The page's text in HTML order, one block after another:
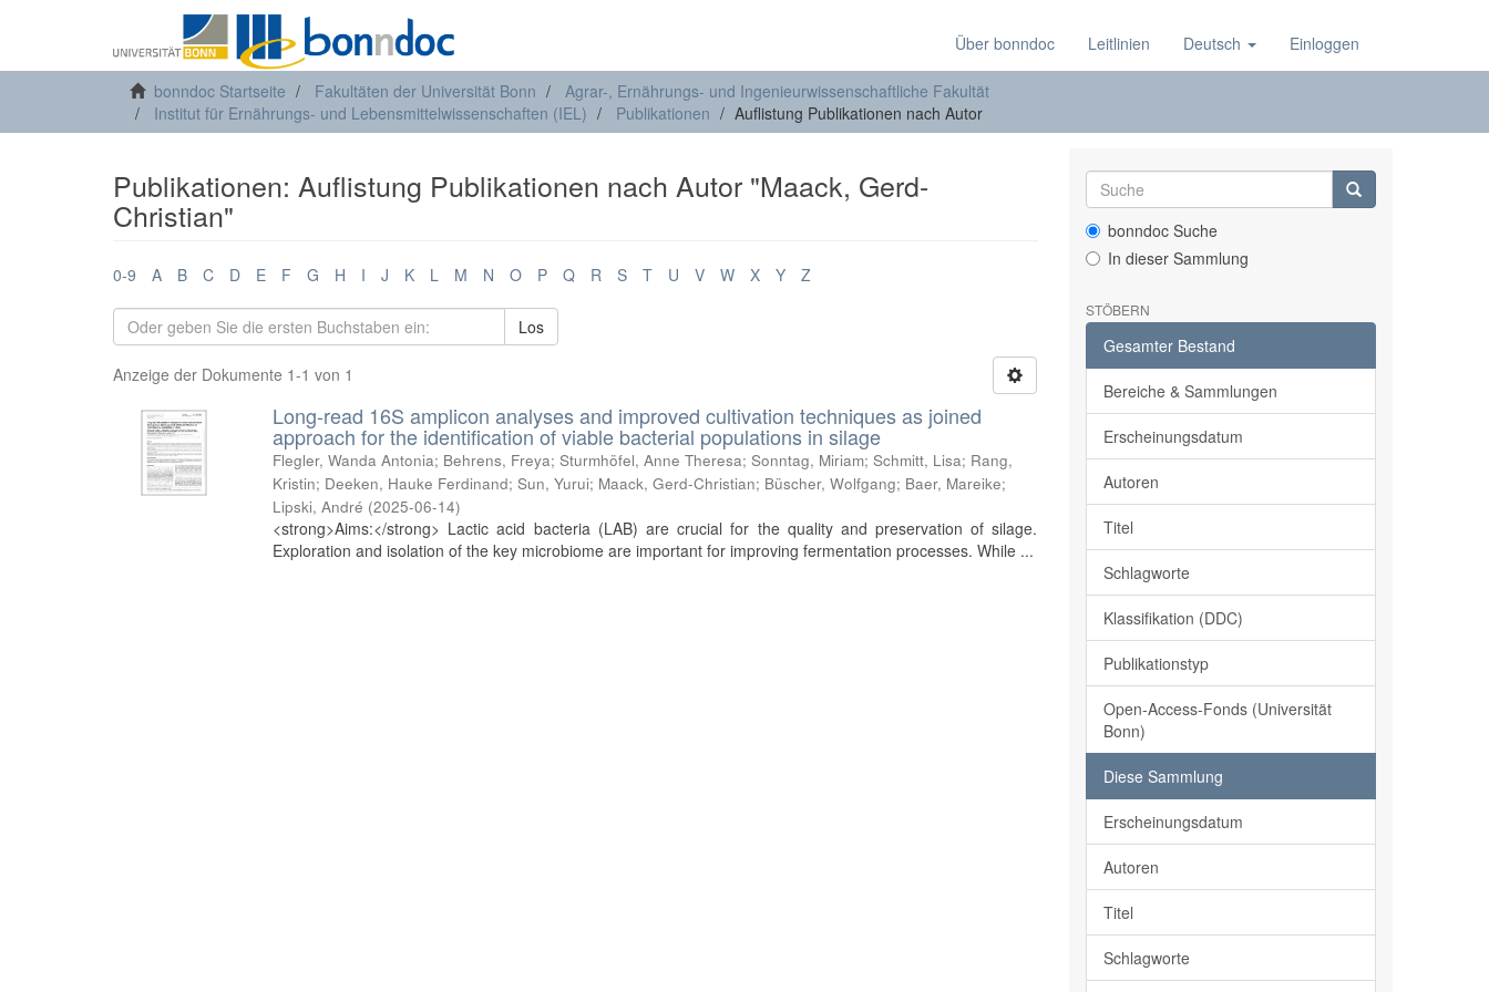
Über bonndoc Leitlinien Deutsch Einloggen
bonndoc Startseite Fakultäten der Universität Bonn
Agrar-, Ernährungs- und Ingenieurwissenschaftliche Fakultät
Institut für Ernährungs- und Lebensmittelwissenschaften (IEL)
Publikationen Auflistung Publikationen nach Autor
Publikationen: Auflistung Publikationen nach Autor "Maack, Gerd-
Christian"
0-9 A B C D E F G H I J K L M N O P Q R S T U V W X Y Z
Los
Anzeige der Dokumente 1-1 von 1
Long-read 16S amplicon analyses and improved cultivation techniques as joined
approach for the identification of viable bacterial populations in silage
Flegler, Wanda Antonia; Behrens, Freya;Sturmhöfel, Anne Theresa;Sonntag, Miriam;Schmitt, Lisa; Rang,
Kristin; Deeken, Hauke Ferdinand;Sun, Yurui; Maack, Gerd-Christian; Büscher, Wolfgang; Baer, Mareike;
Lipski, André (2025-06-14)
<strong>Aims:</strong> Lactic acid bacteria (LAB) are crucial for the quality and preservation of silage.
Exploration and isolation of the key microbiome are important for improving fermentation processes. While ...
bonndoc Suche
In dieser Sammlung
STÖBERN
Gesamter Bestand
Bereiche & Sammlungen
Erscheinungsdatum
Autoren
Titel
Schlagworte
Klassifikation (DDC)
Publikationstyp
Open-Access-Fonds (Universität
Bonn)
Diese Sammlung
Erscheinungsdatum
Autoren
Titel
Schlagworte